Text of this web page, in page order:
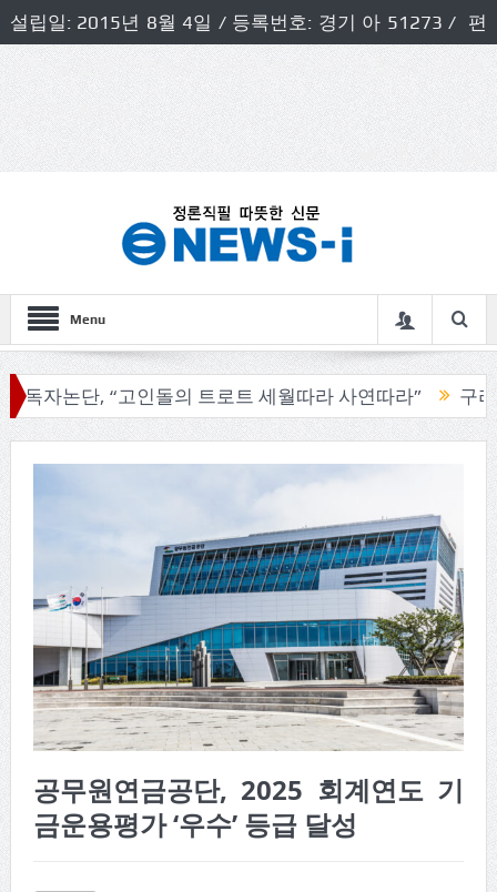
설립일: 2015년 8월 4일 / 등록번호: 경기 아 51273 / 편
집인 및 발행인: 허득천 / 개인정보책임자 및 청소년보호호
책임자: 최상규
Menu
단, “고인돌의 트로트 세월따라 사연따라” 구리시의
공무원연금공단, 2025 회계연도 기
금운용평가 ‘우수’ 등급 달성